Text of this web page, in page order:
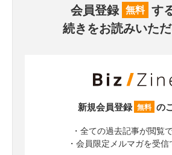
会員登録 無料 す
続きをお読みいた
新規会員登録 無料 の
・全ての過去記事が閲覧
・会員限定メルマガを受